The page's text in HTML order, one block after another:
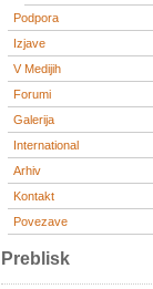
Podpora
Izjave
V Medijih
Forumi
Galerija
International
Arhiv
Kontakt
Povezave
Preblisk